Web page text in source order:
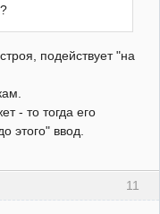
подействует "на
- то тогда его
этого" ввод.
11